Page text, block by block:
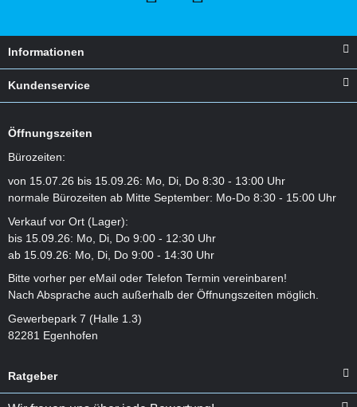
Informationen
Kundenservice
Öffnungszeiten
Bürozeiten:
von 15.07.26 bis 15.09.26: Mo, Di, Do 8:30 - 13:00 Uhr
normale Bürozeiten ab Mitte September: Mo-Do 8:30 - 15:00 Uhr
Verkauf vor Ort (Lager):
bis 15.09.26: Mo, Di, Do 9:00 - 12:30 Uhr
ab 15.09.26: Mo, Di, Do 9:00 - 14:30 Uhr
Bitte vorher per eMail oder Telefon Termin vereinbaren!
Nach Absprache auch außerhalb der Öffnungszeiten möglich.
Gewerbepark 7 (Halle 1.3)
82281 Egenhofen
Ratgeber